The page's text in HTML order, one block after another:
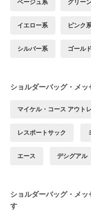
ベージュ系 グリー
イエロー系 ピンク
シルバー系 ゴール
ショルダーバッグ・メ
マイケル・コース アウト
レスポートサック
エース デシグアル
ショルダーバッグ・メ
す